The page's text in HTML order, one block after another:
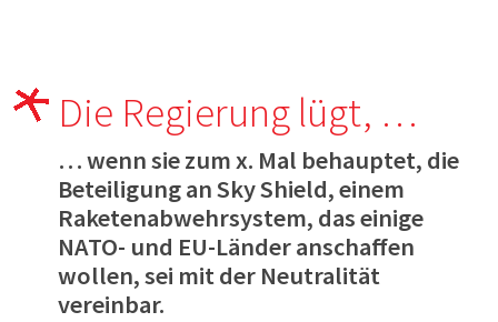
Die Regierung lügt, …
… wenn sie zum x. Mal behauptet, die
Beteiligung an Sky Shield, einem
Raketenabwehrsystem, das einige
NATO- und EU-Länder anschaffen
wollen, sei mit der Neutralität
vereinbar.